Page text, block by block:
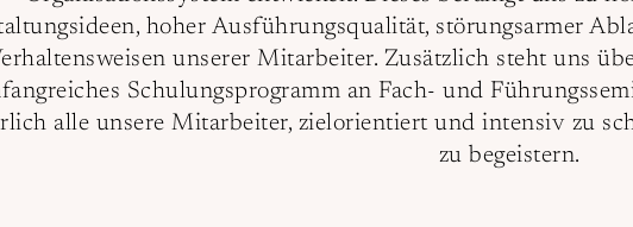
hoher Ausführungsqualität, störungsarmer
unserer Mitarbeiter. Zusätzlich steht uns
Schulungsprogramm an Fach- und
alle unsere Mitarbeiter, zielorientiert und intensiv zu
zu begeistern.